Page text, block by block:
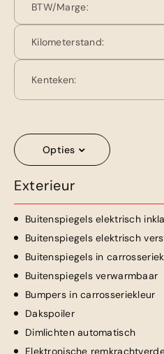
BTW/Marge:
Kilometerstand:
Kenteken:
Opties
Exterieur
Buitenspiegels elektrisch
Buitenspiegels elektrisch
Buitenspiegels in
Buitenspiegels verwarmbaar
Bumpers in carrosseriekleur
Dakspoiler
Dimlichten automatisch
Elektronische